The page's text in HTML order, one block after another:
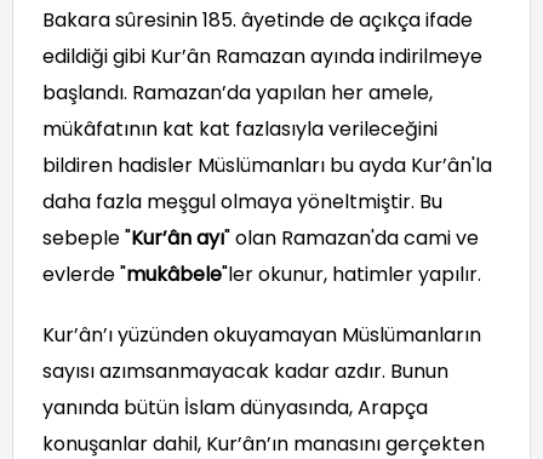
Bakara sûresinin 185. âyetinde de açıkça ifade
edildiği gibi Kur’ân Ramazan ayında indirilmeye
başlandı. Ramazan’da yapılan her amele,
mükâfatının kat kat fazlasıyla verileceğini
bildiren hadisler Müslümanları bu ayda Kur’ân'la
daha fazla meşgul olmaya yöneltmiştir. Bu
sebeple "Kur’ân ayı" olan Ramazan'da cami ve
evlerde "mukâbele"ler okunur, hatimler yapılır.
Kur’ân’ı yüzünden okuyamayan Müslümanların
sayısı azımsanmayacak kadar azdır. Bunun
yanında bütün İslam dünyasında, Arapça
konuşanlar dahil, Kur’ân’ın manasını gerçekten